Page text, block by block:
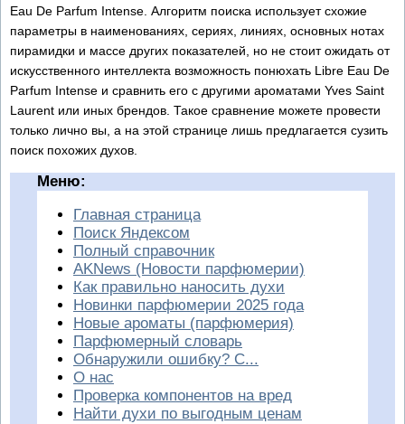
Eau De Parfum Intense. Алгоритм поиска использует схожие
параметры в наименованиях, сериях, линиях, основных нотах
пирамидки и массе других показателей, но не стоит ожидать от
искусственного интеллекта возможность понюхать Libre Eau De
Parfum Intense и сравнить его с другими ароматами Yves Saint
Laurent или иных брендов. Такое сравнение можете провести
только лично вы, а на этой странице лишь предлагается сузить
поиск похожих духов.
Меню:
Главная страница
Поиск Яндексом
Полный справочник
AKNews (Новости парфюмерии)
Как правильно наносить духи
Новинки парфюмерии 2025 года
Новые ароматы (парфюмерия)
Парфюмерный словарь
Обнаружили ошибку? С...
О нас
Проверка компонентов на вред
Найти духи по выгодным ценам